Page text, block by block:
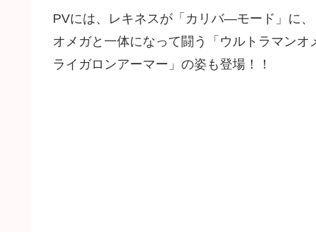
PVには、レキネスが「カリバ―モード」に
オメガと一体になって闘う「ウルトラマン
ライガロンアーマー」の姿も登場！！